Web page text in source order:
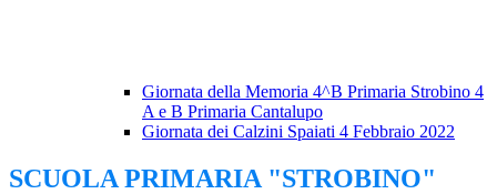
Giornata della Memoria 4^B Primaria Strobino 4
A e B Primaria Cantalupo
Giornata dei Calzini Spaiati 4 Febbraio 2022
SCUOLA PRIMARIA "STROBINO"